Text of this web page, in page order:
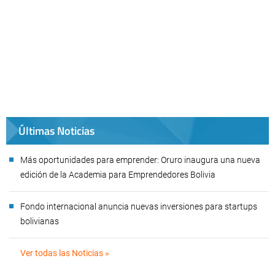
Últimas Noticias
Más oportunidades para emprender: Oruro inaugura una nueva
edición de la Academia para Emprendedores Bolivia
Fondo internacional anuncia nuevas inversiones para startups
bolivianas
Ver todas las Noticias »